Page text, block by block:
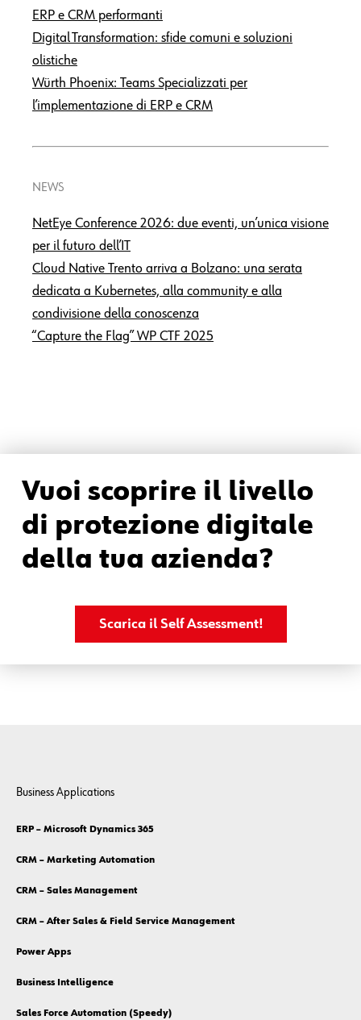
ERP e CRM performanti
Digital Transformation: sfide comuni e soluzioni
olistiche
Würth Phoenix: Teams Specializzati per
l’implementazione di ERP e CRM
NEWS
NetEye Conference 2026: due eventi, un’unica visione
per il futuro dell’IT
Cloud Native Trento arriva a Bolzano: una serata
dedicata a Kubernetes, alla community e alla
condivisione della conoscenza
“Capture the Flag” WP CTF 2025
Vuoi scoprire il livello
di protezione digitale
della tua azienda?
Scarica il Self Assessment!
Business Applications
ERP – Microsoft Dynamics 365
CRM – Marketing Automation
CRM – Sales Management
CRM – After Sales & Field Service Management
Power Apps
Business Intelligence
Sales Force Automation (Speedy)